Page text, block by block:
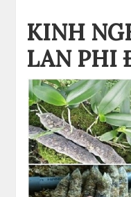
KINH
LAN PHI